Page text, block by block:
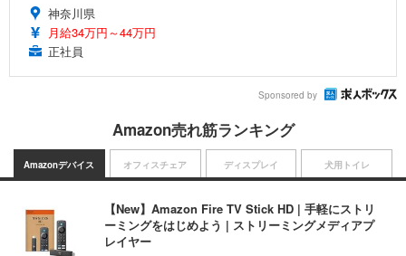
神奈川県
月給34万円～44万円
正社員
Sponsored by
Amazon売れ筋ランキング
Amazonデバイス
【New】Amazon Fire TV Stick HD | 手軽にストリ
ーミングをはじめよう | ストリーミングメディアプ
レイヤー
オフィスチェア ディスプレイ 犬用トイレ